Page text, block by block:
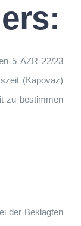
5 AZR 22/23
(Kapovaz)
zu bestimmen
der Beklagten